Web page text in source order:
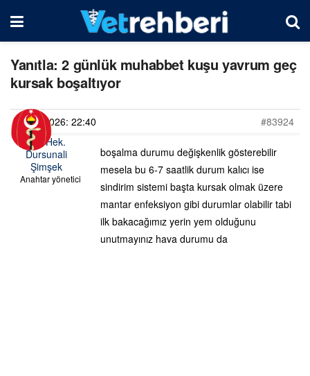
Yanıtla: 2 günlük muhabbet kuşu yavrum geç
kursak boşaltıyor
08/06/2026: 22:40
#83924
Vet. Hek.
Dursunali
Şimşek
Anahtar yönetici
boşalma durumu değişkenlik gösterebilir
mesela bu 6-7 saatlik durum kalıcı ise
sindirim sistemi başta kursak olmak üzere
mantar enfeksiyon gibi durumlar olabilir tabi
ilk bakacağımız yerin yem olduğunu
unutmayınız hava durumu da